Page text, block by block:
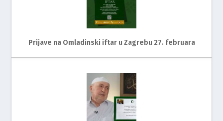
Prijave na Omladinski iftar u Zagrebu 27. februara